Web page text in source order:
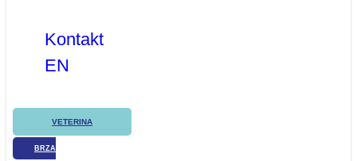
Kontakt
EN
VETERINA
BRZA